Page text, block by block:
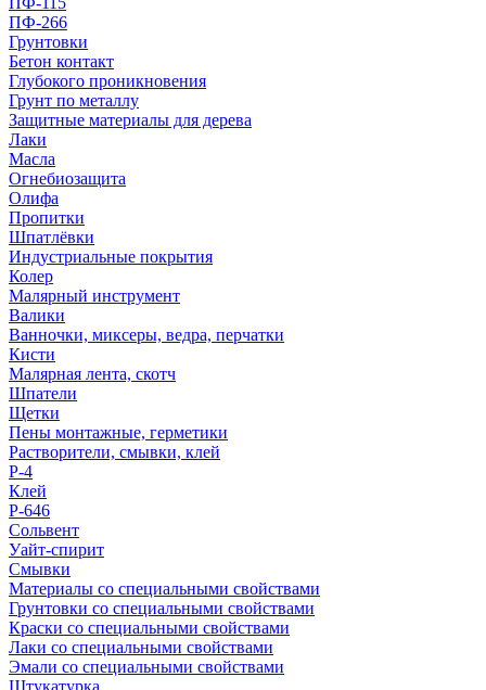
ПФ-266
Грунтовки
Бетон контакт
Глубокого проникновения
Грунт по металлу
Защитные материалы для дерева
Лаки
Масла
Огнебиозащита
Олифа
Пропитки
Шпатлёвки
Индустриальные покрытия
Колер
Малярный инструмент
Валики
Ванночки, миксеры, ведра, перчатки
Кисти
Малярная лента, скотч
Шпатели
Щетки
Пены монтажные, герметики
Растворители, смывки, клей
Р-4
Клей
Р-646
Сольвент
Уайт-спирит
Смывки
Материалы со специальными свойствами
Грунтовки со специальными свойствами
Краски со специальными свойствами
Лаки со специальными свойствами
Эмали со специальными свойствами
Штукатурка